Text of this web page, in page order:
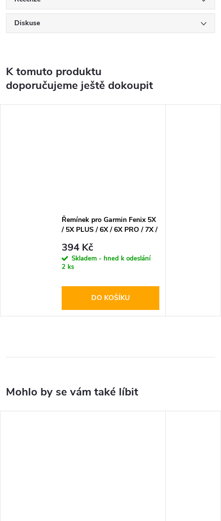
Diskuse
K tomuto produktu
doporučujeme ještě dokoupit
Řemínek pro Garmin Fenix 5X
/ 5X PLUS / 6X / 6X PRO / 7X /
Silicone Line Red
394 Kč
Skladem - hned k odeslání
2 ks
DO KOŠÍKU